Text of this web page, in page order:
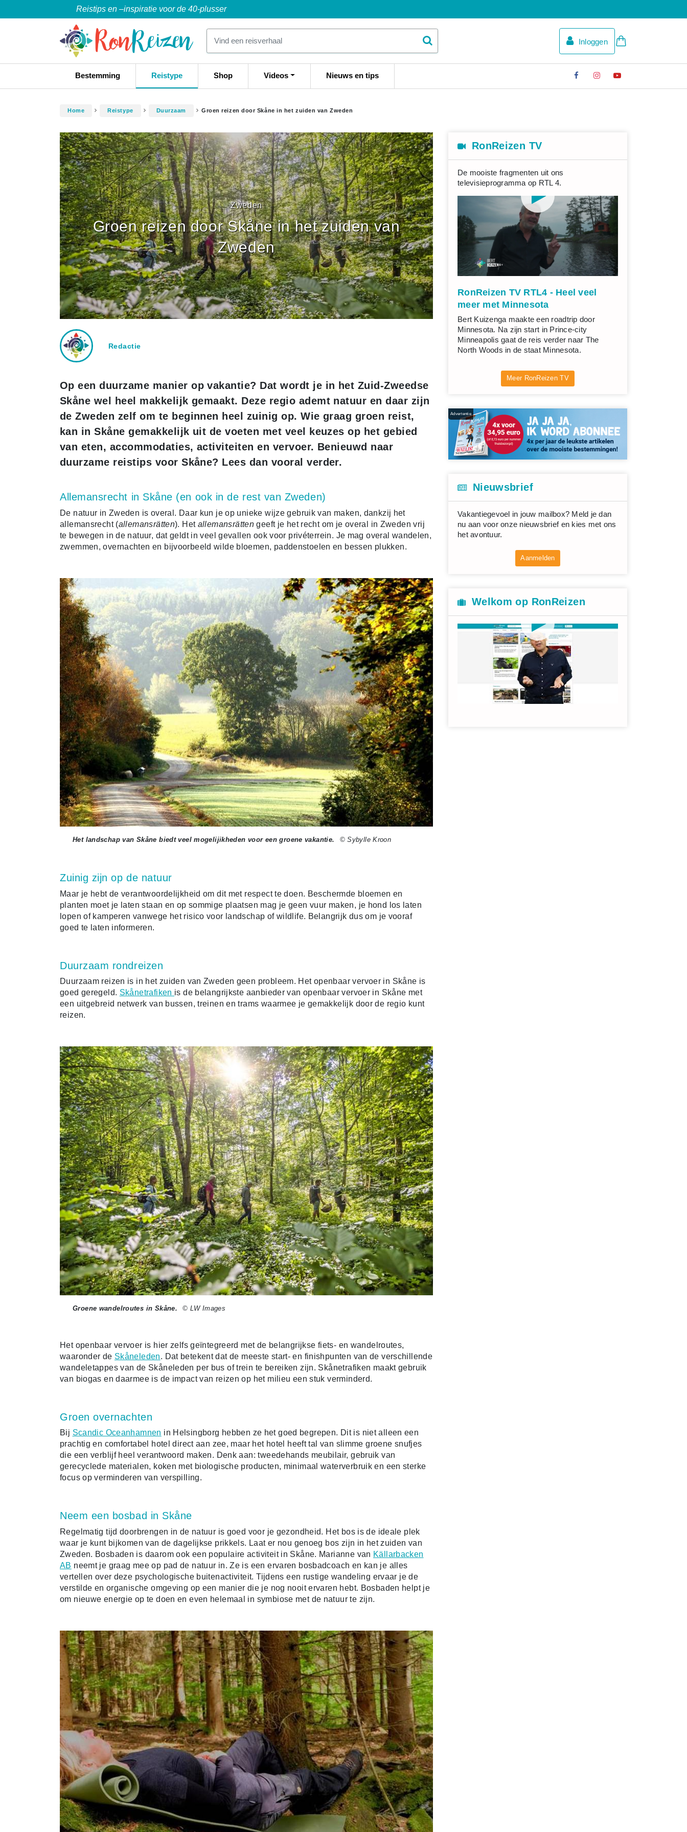
Reistips en –inspiratie voor de 40-plusser
Inloggen
Bestemming Reistype Shop Videos Nieuws en tips
Home Reistype Duurzaam Groen reizen door Skåne in het zuiden van Zweden
Zweden
Groen reizen door Skåne in het zuiden van
Zweden
Redactie
Op een duurzame manier op vakantie? Dat wordt je in het Zuid-Zweedse
Skåne wel heel makkelijk gemaakt. Deze regio ademt natuur en daar zijn
de Zweden zelf om te beginnen heel zuinig op. Wie graag groen reist,
kan in Skåne gemakkelijk uit de voeten met veel keuzes op het gebied
van eten, accommodaties, activiteiten en vervoer. Benieuwd naar
duurzame reistips voor Skåne? Lees dan vooral verder.
Allemansrecht in Skåne (en ook in de rest van Zweden)
De natuur in Zweden is overal. Daar kun je op unieke wijze gebruik van maken, dankzij het
allemansrecht (allemansrätten). Het allemansrätten geeft je het recht om je overal in Zweden vrij
te bewegen in de natuur, dat geldt in veel gevallen ook voor privéterrein. Je mag overal wandelen,
zwemmen, overnachten en bijvoorbeeld wilde bloemen, paddenstoelen en bessen plukken.
Het landschap van Skåne biedt veel mogelijikheden voor een groene vakantie. © Sybylle Kroon
Zuinig zijn op de natuur
Maar je hebt de verantwoordelijkheid om dit met respect te doen. Beschermde bloemen en
planten moet je laten staan en op sommige plaatsen mag je geen vuur maken, je hond los laten
lopen of kamperen vanwege het risico voor landschap of wildlife. Belangrijk dus om je vooraf
goed te laten informeren.
Duurzaam rondreizen
Duurzaam reizen is in het zuiden van Zweden geen probleem. Het openbaar vervoer in Skåne is
goed geregeld. Skånetrafiken is de belangrijkste aanbieder van openbaar vervoer in Skåne met
een uitgebreid netwerk van bussen, treinen en trams waarmee je gemakkelijk door de regio kunt
reizen.
Groene wandelroutes in Skåne. © LW Images
Het openbaar vervoer is hier zelfs geïntegreerd met de belangrijkse fiets- en wandelroutes,
waaronder de Skåneleden. Dat betekent dat de meeste start- en finishpunten van de verschillende
wandeletappes van de Skåneleden per bus of trein te bereiken zijn. Skånetrafiken maakt gebruik
van biogas en daarmee is de impact van reizen op het milieu een stuk verminderd.
Groen overnachten
Bij Scandic Oceanhamnen in Helsingborg hebben ze het goed begrepen. Dit is niet alleen een
prachtig en comfortabel hotel direct aan zee, maar het hotel heeft tal van slimme groene snufjes
die een verblijf heel verantwoord maken. Denk aan: tweedehands meubilair, gebruik van
gerecyclede materialen, koken met biologische producten, minimaal waterverbruik en een sterke
focus op verminderen van verspilling.
Neem een bosbad in Skåne
Regelmatig tijd doorbrengen in de natuur is goed voor je gezondheid. Het bos is de ideale plek
waar je kunt bijkomen van de dagelijkse prikkels. Laat er nou genoeg bos zijn in het zuiden van
Zweden. Bosbaden is daarom ook een populaire activiteit in Skåne. Marianne van Källarbacken
AB neemt je graag mee op pad de natuur in. Ze is een ervaren bosbadcoach en kan je alles
vertellen over deze psychologische buitenactiviteit. Tijdens een rustige wandeling ervaar je de
verstilde en organische omgeving op een manier die je nog nooit ervaren hebt. Bosbaden helpt je
om nieuwe energie op te doen en even helemaal in symbiose met de natuur te zijn.
RonReizen TV
De mooiste fragmenten uit ons
televisieprogramma op RTL 4.
RonReizen TV RTL4 - Heel veel
meer met Minnesota
Bert Kuizenga maakte een roadtrip door
Minnesota. Na zijn start in Prince-city
Minneapolis gaat de reis verder naar The
North Woods in de staat Minnesota.
Meer RonReizen TV
Advertentie
Nieuwsbrief
Vakantiegevoel in jouw mailbox? Meld je dan
nu aan voor onze nieuwsbrief en kies met ons
het avontuur.
Aanmelden
Welkom op RonReizen